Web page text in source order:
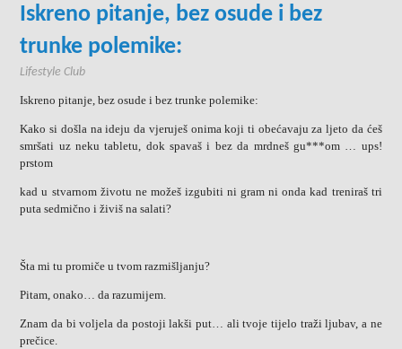
Iskreno pitanje, bez osude i bez
trunke polemike:
Lifestyle Club
Iskreno pitanje, bez osude i bez trunke polemike:
Kako si došla na ideju da vjeruješ onima koji ti obećavaju za ljeto da ćeš
smršati uz neku tabletu, dok spavaš i bez da mrdneš gu***om … ups!
prstom
kad u stvarnom životu ne možeš izgubiti ni gram ni onda kad treniraš tri
puta sedmično i živiš na salati?
Šta mi tu promiče u tvom razmišljanju?
Pitam, onako… da razumijem.
Znam da bi voljela da postoji lakši put… ali tvoje tijelo traži ljubav, a ne
prečice.